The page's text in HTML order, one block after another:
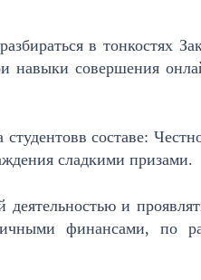
в тонкостях
навыки совершения
составе:
сладкими призами.
деятельностью и
финансами, по